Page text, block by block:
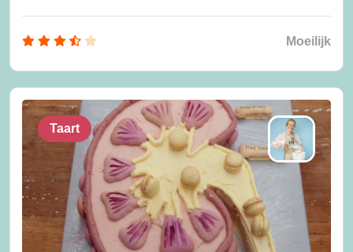
Moeilijk
Taart